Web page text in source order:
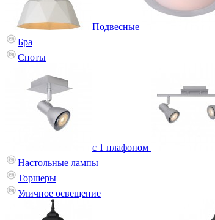
Подвесные
Бра
Споты
с 1 плафоном
Настольные лампы
Торшеры
Уличное освещение